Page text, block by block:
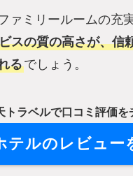
ァミリールームの充
スの質の高さが、信
るでしょう。
トラベルで口コミ評価を
テルのレビュー